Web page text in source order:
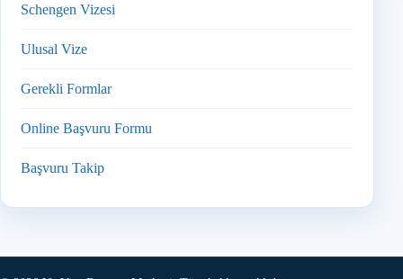
Schengen Vizesi
Ulusal Vize
Gerekli Formlar
Online Başvuru Formu
Başvuru Takip